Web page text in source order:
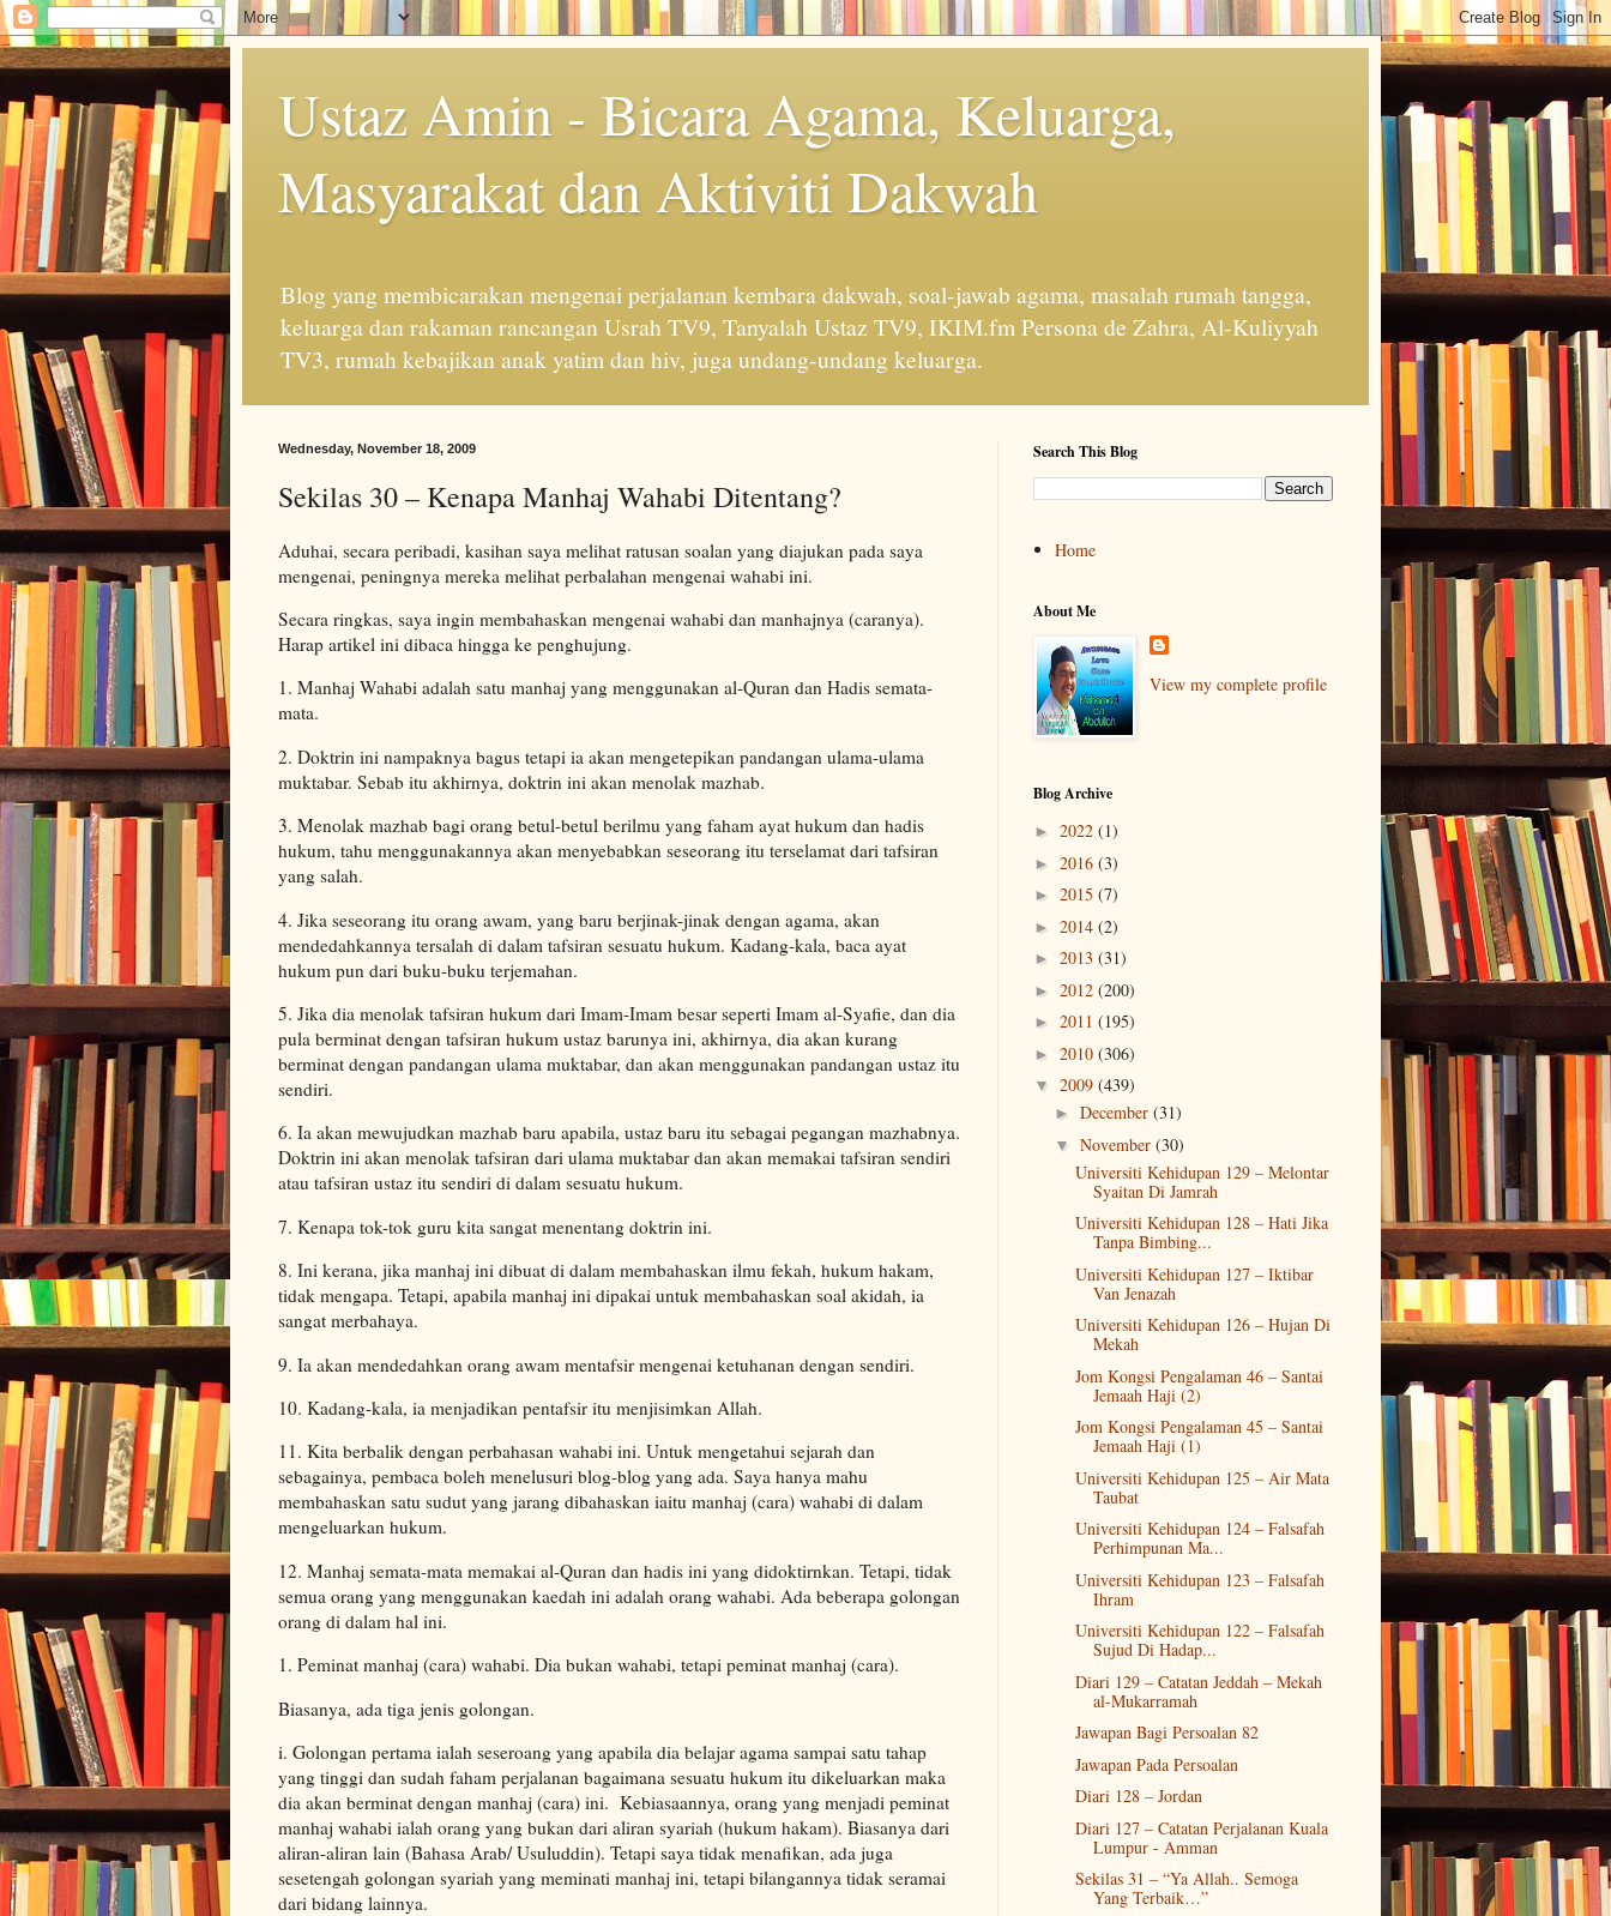
Ustaz Amin - Bicara Agama, Keluarga,
Masyarakat dan Aktiviti Dakwah
Blog yang membicarakan mengenai perjalanan kembara dakwah, soal-jawab agama, masalah rumah tangga,
keluarga dan rakaman rancangan Usrah TV9, Tanyalah Ustaz TV9, IKIM.fm Persona de Zahra, Al-Kuliyyah
TV3, rumah kebajikan anak yatim dan hiv, juga undang-undang keluarga.
Wednesday, November 18, 2009
Sekilas 30 – Kenapa Manhaj Wahabi Ditentang?
Aduhai, secara peribadi, kasihan saya melihat ratusan soalan yang diajukan pada saya
mengenai, peningnya mereka melihat perbalahan mengenai wahabi ini.
Secara ringkas, saya ingin membahaskan mengenai wahabi dan manhajnya (caranya).
Harap artikel ini dibaca hingga ke penghujung.
1. Manhaj Wahabi adalah satu manhaj yang menggunakan al-Quran dan Hadis semata-
mata.
2. Doktrin ini nampaknya bagus tetapi ia akan mengetepikan pandangan ulama-ulama
muktabar. Sebab itu akhirnya, doktrin ini akan menolak mazhab.
3. Menolak mazhab bagi orang betul-betul berilmu yang faham ayat hukum dan hadis
hukum, tahu menggunakannya akan menyebabkan seseorang itu terselamat dari tafsiran
yang salah.
4. Jika seseorang itu orang awam, yang baru berjinak-jinak dengan agama, akan
mendedahkannya tersalah di dalam tafsiran sesuatu hukum. Kadang-kala, baca ayat
hukum pun dari buku-buku terjemahan.
5. Jika dia menolak tafsiran hukum dari Imam-Imam besar seperti Imam al-Syafie, dan dia
pula berminat dengan tafsiran hukum ustaz barunya ini, akhirnya, dia akan kurang
berminat dengan pandangan ulama muktabar, dan akan menggunakan pandangan ustaz itu
sendiri.
6. Ia akan mewujudkan mazhab baru apabila, ustaz baru itu sebagai pegangan mazhabnya.
Doktrin ini akan menolak tafsiran dari ulama muktabar dan akan memakai tafsiran sendiri
atau tafsiran ustaz itu sendiri di dalam sesuatu hukum.
7. Kenapa tok-tok guru kita sangat menentang doktrin ini.
8. Ini kerana, jika manhaj ini dibuat di dalam membahaskan ilmu fekah, hukum hakam,
tidak mengapa. Tetapi, apabila manhaj ini dipakai untuk membahaskan soal akidah, ia
sangat merbahaya.
9. Ia akan mendedahkan orang awam mentafsir mengenai ketuhanan dengan sendiri.
10. Kadang-kala, ia menjadikan pentafsir itu menjisimkan Allah.
11. Kita berbalik dengan perbahasan wahabi ini. Untuk mengetahui sejarah dan
sebagainya, pembaca boleh menelusuri blog-blog yang ada. Saya hanya mahu
membahaskan satu sudut yang jarang dibahaskan iaitu manhaj (cara) wahabi di dalam
mengeluarkan hukum.
12. Manhaj semata-mata memakai al-Quran dan hadis ini yang didoktirnkan. Tetapi, tidak
semua orang yang menggunakan kaedah ini adalah orang wahabi. Ada beberapa golongan
orang di dalam hal ini.
1. Peminat manhaj (cara) wahabi. Dia bukan wahabi, tetapi peminat manhaj (cara).
Biasanya, ada tiga jenis golongan.
i. Golongan pertama ialah seseroang yang apabila dia belajar agama sampai satu tahap
yang tinggi dan sudah faham perjalanan bagaimana sesuatu hukum itu dikeluarkan maka
dia akan berminat dengan manhaj (cara) ini. Kebiasaannya, orang yang menjadi peminat
manhaj wahabi ialah orang yang bukan dari aliran syariah (hukum hakam). Biasanya dari
aliran-aliran lain (Bahasa Arab/ Usuluddin). Tetapi saya tidak menafikan, ada juga
sesetengah golongan syariah yang meminati manhaj ini, tetapi bilangannya tidak seramai
dari bidang lainnya.
Search This Blog
Home
About Me
View my complete profile
Blog Archive
► 2022 (1)
► 2016 (3)
► 2015 (7)
► 2014 (2)
► 2013 (31)
► 2012 (200)
► 2011 (195)
► 2010 (306)
▼ 2009 (439)
► December (31)
▼ November (30)
Universiti Kehidupan 129 – Melontar
Syaitan Di Jamrah
Universiti Kehidupan 128 – Hati Jika
Tanpa Bimbing...
Universiti Kehidupan 127 – Iktibar
Van Jenazah
Universiti Kehidupan 126 – Hujan Di
Mekah
Jom Kongsi Pengalaman 46 – Santai
Jemaah Haji (2)
Jom Kongsi Pengalaman 45 – Santai
Jemaah Haji (1)
Universiti Kehidupan 125 – Air Mata
Taubat
Universiti Kehidupan 124 – Falsafah
Perhimpunan Ma...
Universiti Kehidupan 123 – Falsafah
Ihram
Universiti Kehidupan 122 – Falsafah
Sujud Di Hadap...
Diari 129 – Catatan Jeddah – Mekah
al-Mukarramah
Jawapan Bagi Persoalan 82
Jawapan Pada Persoalan
Diari 128 – Jordan
Diari 127 – Catatan Perjalanan Kuala
Lumpur - Amman
Sekilas 31 – “Ya Allah.. Semoga
Yang Terbaik…”